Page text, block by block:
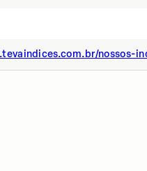
nossos-